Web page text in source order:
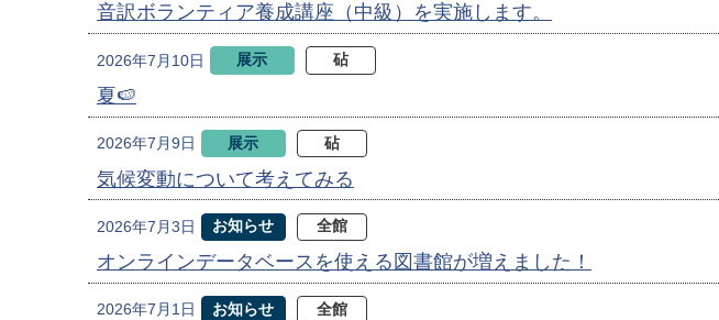
音訳ボランティア養成講座（中級）を実施します。
2026年7月10日 展示 砧
夏🍉
2026年7月9日 展示 砧
気候変動について考えてみる
2026年7月3日 お知らせ 全館
オンラインデータベースを使える図書館が増えました！
2026年7月1日 お知らせ 全館